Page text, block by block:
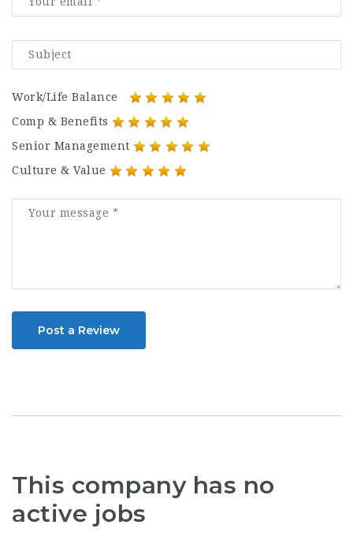
Work/Life Balance
Comp & Benefits
Senior Management
Culture & Value
Post a Review
This company has no
active jobs